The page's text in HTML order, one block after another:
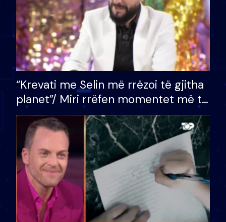
“Krevati me Selin më rrëzoi të gjitha
planet”/ Miri rrëfen momentet më të
bukura në shtëpinë e BB VIP: Do më
mungojë zilja e mëngjesit kur…